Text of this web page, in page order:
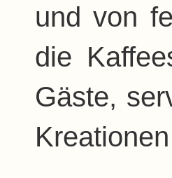
und von
die
Gäste,